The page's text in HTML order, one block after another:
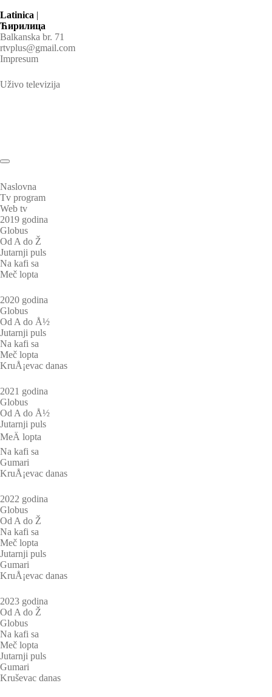
Latinica |
Ћирилица
Balkanska br. 71
rtvplus@gmail.com
Impresum
Uživo televizija
Naslovna
Tv program
Web tv
2019 godina
Globus
Od A do Ž
Jutarnji puls
Na kafi sa
Meč lopta
2020 godina
Globus
Od A do Å½
Jutarnji puls
Na kafi sa
Meč lopta
KruÅ¡evac danas
2021 godina
Globus
Od A do Å½
Jutarnji puls
MeÄ lopta
Na kafi sa
Gumari
KruÅ¡evac danas
2022 godina
Globus
Od A do Ž
Na kafi sa
Meč lopta
Jutarnji puls
Gumari
KruÅ¡evac danas
2023 godina
Od A do Ž
Globus
Na kafi sa
Meč lopta
Jutarnji puls
Gumari
Kruševac danas